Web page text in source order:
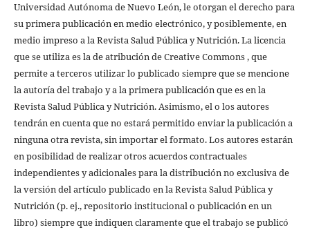
Universidad Autónoma de Nuevo León, le otorgan el derecho para
su primera publicación en medio electrónico, y posiblemente, en
medio impreso a la Revista Salud Pública y Nutrición. La licencia
que se utiliza es la de atribución de Creative Commons , que
permite a terceros utilizar lo publicado siempre que se mencione
la autoría del trabajo y a la primera publicación que es en la
Revista Salud Pública y Nutrición. Asimismo, el o los autores
tendrán en cuenta que no estará permitido enviar la publicación a
ninguna otra revista, sin importar el formato. Los autores estarán
en posibilidad de realizar otros acuerdos contractuales
independientes y adicionales para la distribución no exclusiva de
la versión del artículo publicado en la Revista Salud Pública y
Nutrición (p. ej., repositorio institucional o publicación en un
libro) siempre que indiquen claramente que el trabajo se publicó